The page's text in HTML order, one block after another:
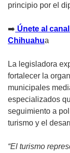
principio por el
➡️ Únete al
Chihuahua
La legisladora
fortalecer la
municipales
especializados
seguimiento a
turismo y el
“El turismo